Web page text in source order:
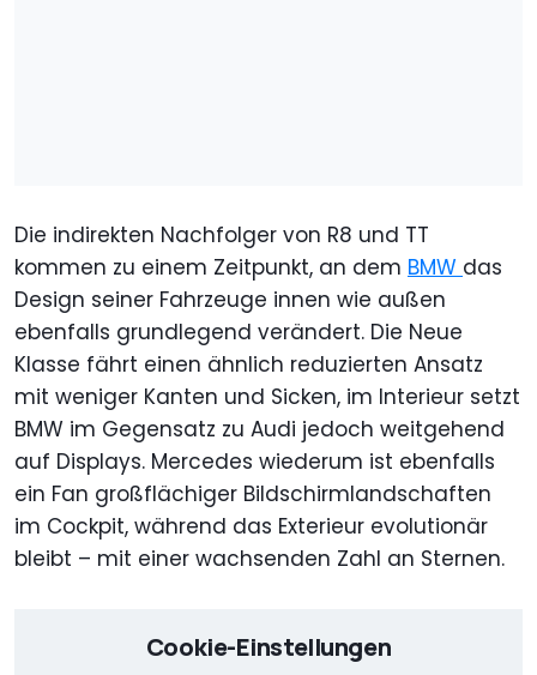
Die indirekten Nachfolger von R8 und TT
kommen zu einem Zeitpunkt, an dem BMW das
Design seiner Fahrzeuge innen wie außen
ebenfalls grundlegend verändert. Die Neue
Klasse fährt einen ähnlich reduzierten Ansatz
mit weniger Kanten und Sicken, im Interieur setzt
BMW im Gegensatz zu Audi jedoch weitgehend
auf Displays. Mercedes wiederum ist ebenfalls
ein Fan großflächiger Bildschirmlandschaften
im Cockpit, während das Exterieur evolutionär
bleibt – mit einer wachsenden Zahl an Sternen.
Cookie-Einstellungen